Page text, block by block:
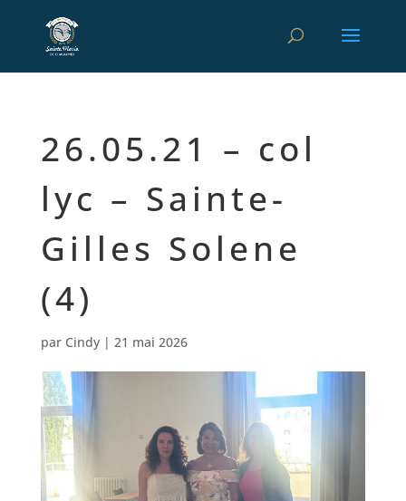
26.05.21 – col
lyc – Sainte-
Gilles Solene
(4)
par Cindy| 21 mai 2026